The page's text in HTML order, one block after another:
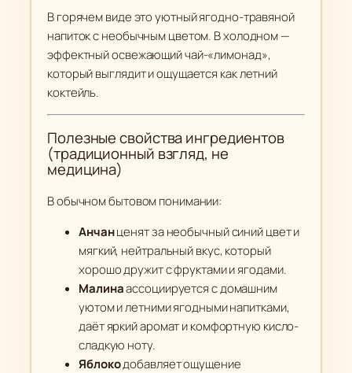
В горячем виде это уютный ягодно-травяной
напиток с необычным цветом. В холодном —
эффектный освежающий чай-«лимонад»,
который выглядит и ощущается как летний
коктейль.
Полезные свойства ингредиентов
(традиционный взгляд, не
медицина)
В обычном бытовом понимании:
Анчанценят за необычный синий цвет и
мягкий, нейтральный вкус, который
хорошо дружит с фруктами и ягодами.
Малинаассоциируется с домашним
уютом и летними ягодными напитками,
даёт яркий аромат и комфортную кисло-
сладкую ноту.
Яблокодобавляет ощущение